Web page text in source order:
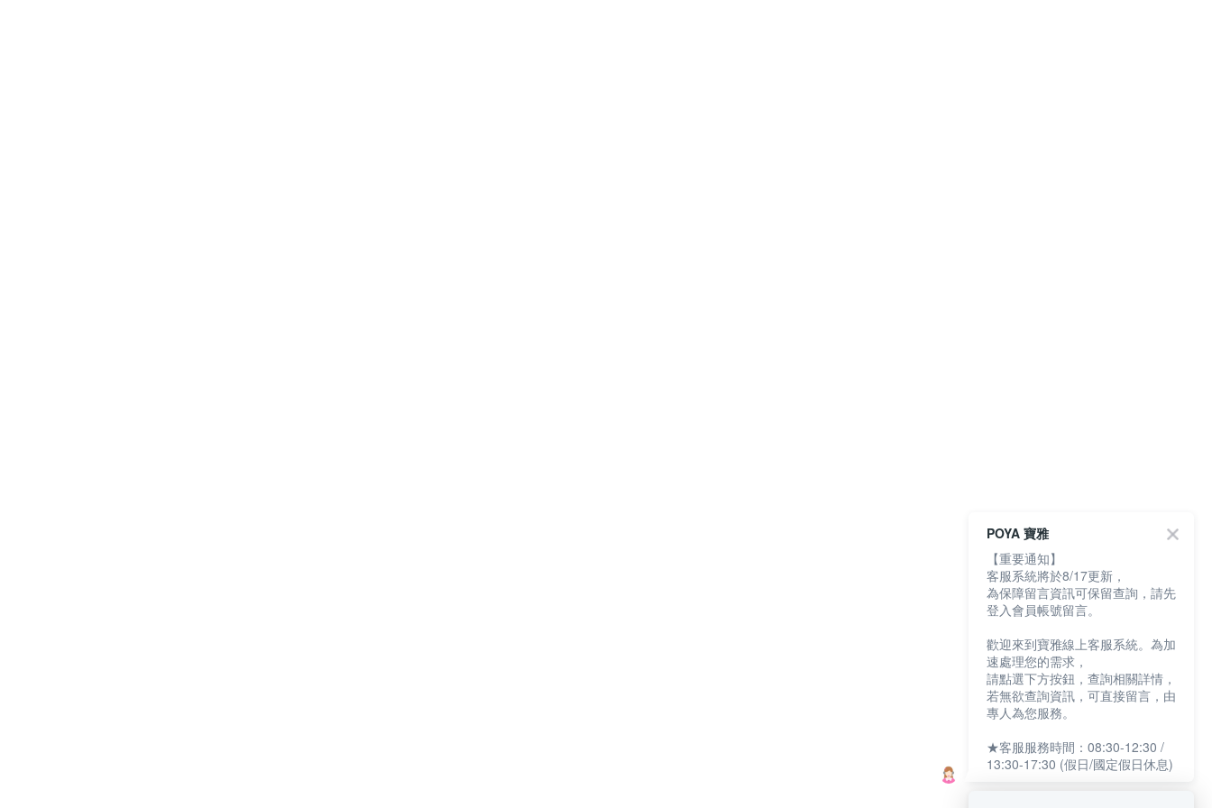
POYA 寶雅
【重要通知】
客服系統將於8/17更新，
為保障留言資訊可保留查詢，請先
登入會員帳號留言。
歡迎來到寶雅線上客服系統。為加
速處理您的需求，
請點選下方按鈕，查詢相關詳情，
若無欲查詢資訊，可直接留言，由
專人為您服務。
★客服服務時間：08:30-12:30 /
13:30-17:30 (假日/國定假日休息)